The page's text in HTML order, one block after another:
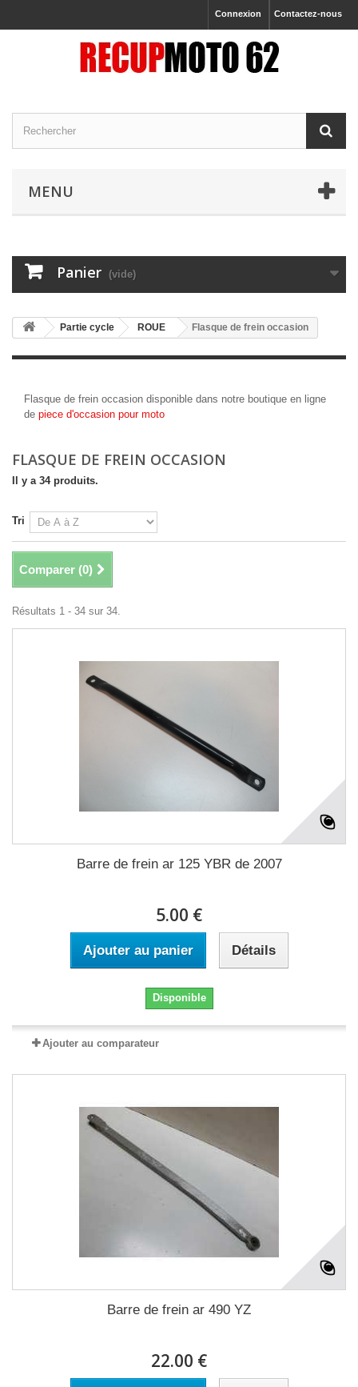
Contactez-nous
Connexion
MENU
Panier (vide)
Partie cycle ROUE Flasque de frein occasion
Flasque de frein occasion disponible dans notre boutique en ligne
de piece d'occasion pour moto
FLASQUE DE FREIN OCCASION
Il y a 34 produits.
Tri
Comparer (0)
Résultats 1 - 34 sur 34.
Barre de frein ar 125 YBR de 2007
5.00 €
Ajouter au panier Détails
Disponible
Ajouter au comparateur
Barre de frein ar 490 YZ
22.00 €